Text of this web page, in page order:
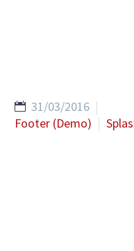
EN
31/03/2016
Footer (Demo)